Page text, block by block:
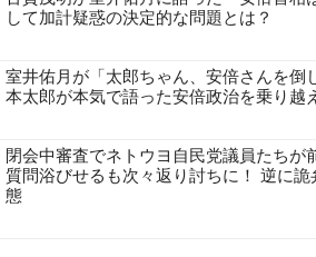
して加計疑惑の決定的な問題とは？
室井佑月が「太郎ちゃん、安倍さんを
本太郎が本気で語った安倍政治を乗り越
閉会中審査でネトウヨ自民党議員たちが
質問浴びせるも次々返り討ちに！ 逆に
態